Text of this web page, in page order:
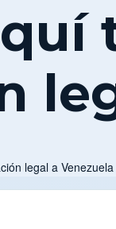
legal a Venezuela